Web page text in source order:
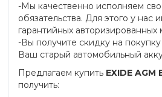
-Мы качественно исполняем
обязательства. Для этого у нас
гарантийных авторизированных
-Вы получите скидку на
Ваш старый автомобильный
Предлагаем купить EXIDE AGM
получить: